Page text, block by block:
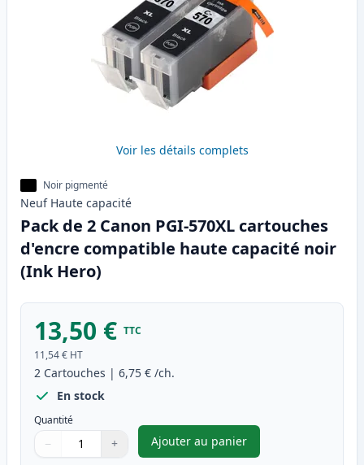
Voir les détails complets
Noir pigmenté
Neuf Haute capacité
Pack de 2 Canon PGI-570XL cartouches
d'encre compatible haute capacité noir
(Ink Hero)
13,50 € TTC
11,54 € HT
2 Cartouches | 6,75 € /ch.
En stock
Quantité
Quantité
Utilisez les boutons pour ajuster
− +
Quantité
Ajouter au panier
,Pack de 2 Canon PGI-